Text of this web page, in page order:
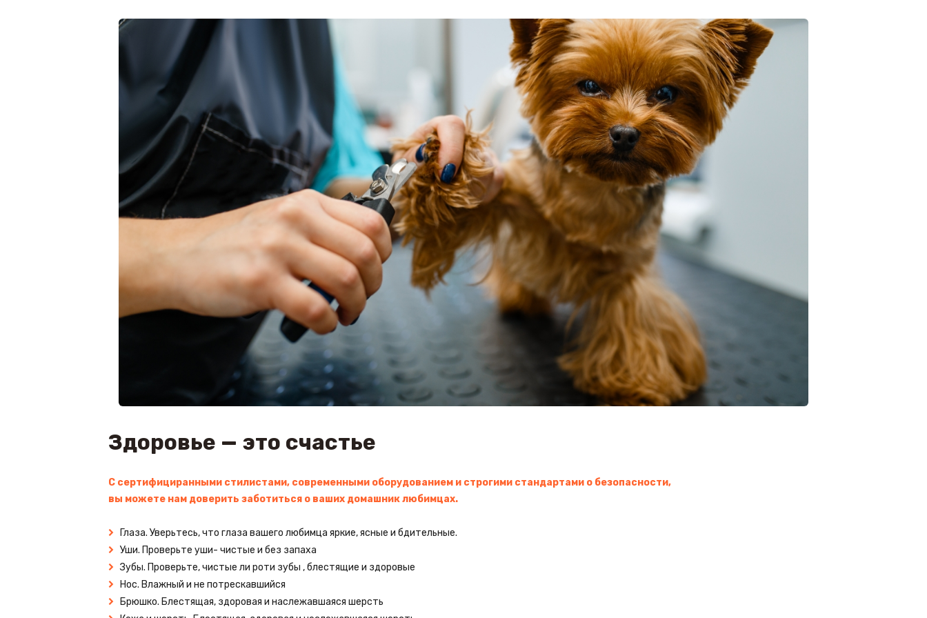
Здоровье — это счастье
С сертифициранными стилистами, современными оборудованием и строгими стандартами о безопасности,
вы можете нам доверить заботиться о ваших домашник любимцах.
Глаза. Уверьтесь, что глаза вашего любимца яркие, ясные и бдительные.
Уши. Проверьте уши- чистые и без запаха
Зубы. Проверьте, чистые ли роти зубы , блестящие и здоровые
Нос. Влажный и не потрескавшийся
Брюшко. Блестящая, здоровая и наслежавшаяся шерсть